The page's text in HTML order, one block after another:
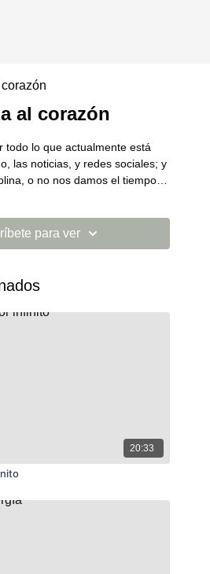
al corazón
todo lo que actualmente está
las noticias, y redes sociales; y
o no nos damos el tiempo
naturaleza hace que se
en el que nos
nuestros pensamientos que
como intensión bajar la atención
para ver
20:33